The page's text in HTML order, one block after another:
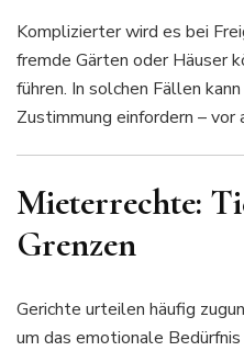
Komplizierter wird es bei
fremde Gärten oder Häuser
führen. In solchen Fällen
Zustimmung einfordern –
Mieterrechte:
Grenzen
Gerichte urteilen häufig
um das emotionale